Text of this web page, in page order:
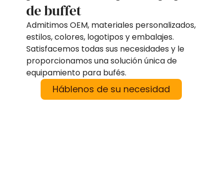
de buffet
Admitimos OEM, materiales personalizados,
estilos, colores, logotipos y embalajes.
Satisfacemos todas sus necesidades y le
proporcionamos una solución única de
equipamiento para bufés.
Háblenos de su necesidad